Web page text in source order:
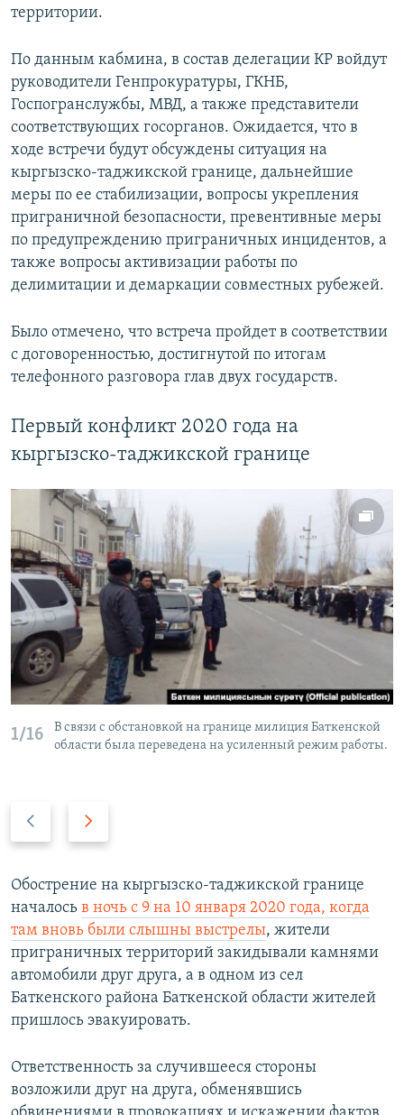
территории.
По данным кабмина, в состав делегации КР войдут
руководители Генпрокуратуры, ГКНБ,
Госпогранслужбы, МВД, а также представители
соответствующих госорганов. Ожидается, что в
ходе встречи будут обсуждены ситуация на
кыргызско-таджикской границе, дальнейшие
меры по ее стабилизации, вопросы укрепления
приграничной безопасности, превентивные меры
по предупреждению приграничных инцидентов, а
также вопросы активизации работы по
делимитации и демаркации совместных рубежей.
Было отмечено, что встреча пройдет в соответствии
с договоренностью, достигнутой по итогам
телефонного разговора глав двух государств.
Первый конфликт 2020 года на
кыргызско-таджикской границе
1/16
В связи с обстановкой на границе милиция Баткенской
области была переведена на усиленный режим работы.
v
i
o
u
s
s
l
d
e
t
s
l
i
d
e
Обострение на кыргызско-таджикской границе
началось в ночь с 9 на 10 января 2020 года, когда
там вновь были слышны выстрелы, жители
приграничных территорий закидывали камнями
автомобили друг друга, а в одном из сел
Баткенского района Баткенской области жителей
пришлось эвакуировать.
Ответственность за случившееся стороны
возложили друг на друга, обменявшись